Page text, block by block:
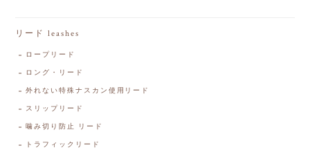
リード leashes
ロープリード
ロング・リード
外れない特殊ナスカン使用リード
スリップリード
噛み切り防止 リード
トラフィックリード